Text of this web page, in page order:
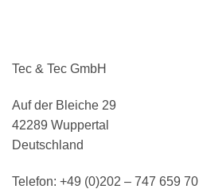
Tec & Tec GmbH
Auf der Bleiche 29
42289 Wuppertal
Deutschland
Telefon: +49 (0)202 – 747 659 70